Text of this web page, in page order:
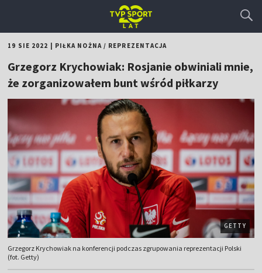
19 SIE 2022 PIŁKA NOŻNA/ REPREZENTACJA
Grzegorz Krychowiak: Rosjanie obwiniali mnie,
że zorganizowałem bunt wśród piłkarzy
GETTY
Grzegorz Krychowiak na konferencji podczas zgrupowania reprezentacji Polski
(fot. Getty)